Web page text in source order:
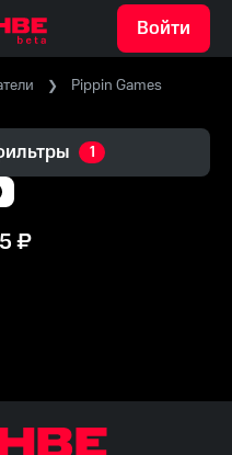
Войти
Pippin Games
1
₽